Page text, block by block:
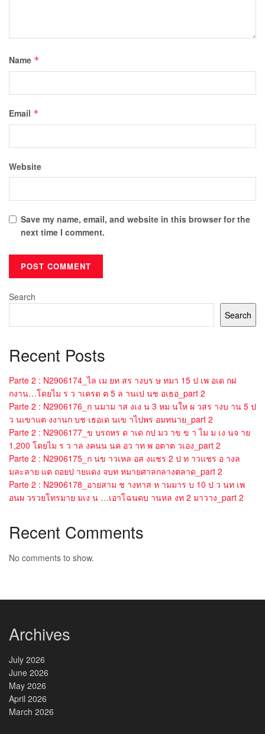
Name *
Email *
Website
Save my name, email, and website in this browser for the
next time I comment.
Search
Search
Recent Posts
Parte 2 : N2906174_ไล เม ยท สร างบร ษ ทมา 15 ป เพ อเด กฝ
กงาน…โดยไม ร ว าเครด ต 5 ล านเป นช อเธอ_part 2
Parte 2 : N2906176_ก นมาม าส งเง น 3 หม นให ผ วสร างบ าน 5 ป
ว นเขาแต งงานก บช เธอเด นเข าไปพร อมทนาย_part 2
Parte 2 : N2906177_ข บรถหร ด าเด กป มว าข ข า ไม ม เง นจ าย
1,200 โดยไม ร ว าล งคนน นค อว าท พ อตาต วเอง_part 2
Parte 2 : N2906175_ก นข าวเหล อส งแชร 2 ป ท าวแชร อ างล
มละลาย แต ถอยป ายแดง จบท หมายศาลกลางตลาด_part 2
Parte 2 : N2906178_อายสาม ช างทาส ห ามมาร บ 10 ป ว นท เพ
อนผ วรวยโทรมาย มเง น …เอาโฉนดบ านหล งท 2 มาวาง_part 2
Recent Comments
No comments to show.
Archives
July 2026
June 2026
May 2026
April 2026
March 2026